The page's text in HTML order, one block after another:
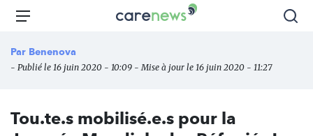
Aller
principal
Carenews,
des
l'engagement
Menu
Par Benenova
- Publié le 16 juin 2020 - 10:09 - Mise à jour le 16 juin 2020 - 11:27
Tou.te.s mobilisé.e.s pour la